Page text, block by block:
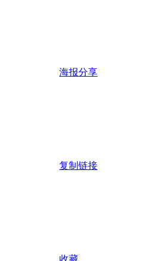
海报分享
复制链接
收藏